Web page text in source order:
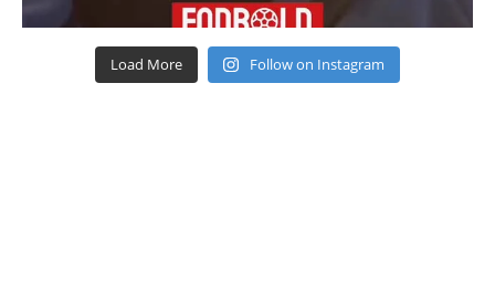
Load More Follow on Instagram